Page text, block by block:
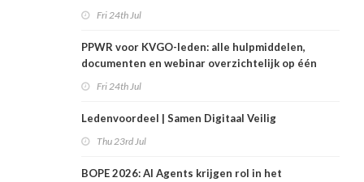
Fri 24th Jul
PPWR voor KVGO-leden: alle hulpmiddelen,
documenten en webinar overzichtelijk op één
Fri 24th Jul
Ledenvoordeel | Samen Digitaal Veilig
Thu 23rd Jul
BOPE 2026: AI Agents krijgen rol in het